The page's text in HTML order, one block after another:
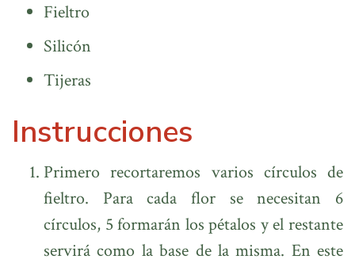
Fieltro
Silicón
Tijeras
Instrucciones
Primero recortaremos varios círculos de
fieltro. Para cada flor se necesitan 6
círculos, 5 formarán los pétalos y el restante
servirá como la base de la misma. En este